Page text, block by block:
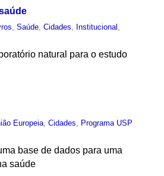
,Saúde ,Cidades Institucional
natural para o estudo
Europeia ,Cidades
Programa USP
base de dados para uma
saúde